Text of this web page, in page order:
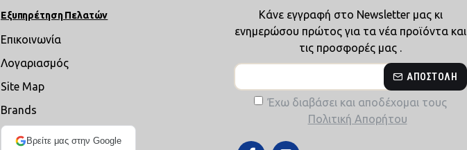
Εξυπηρέτηση Πελατών
Επικοινωνία
Λογαριασμός
Site Map
Brands
Βρείτε μας στην Google
Κάνε εγγραφή στο Newsletter μας κι
ενημερώσου πρώτος για τα νέα προϊόντα και
τις προσφορές μας .
ΑΠΟΣΤΟΛΉ
Έχω διαβάσει και αποδέχομαι τους
Πολιτική Απορήτου